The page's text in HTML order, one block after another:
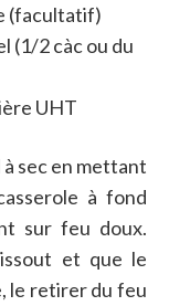
(facultatif)
(1/2 càc ou du
UHT
sec en mettant
à fond
sur feu doux.
et que le
le retirer du feu